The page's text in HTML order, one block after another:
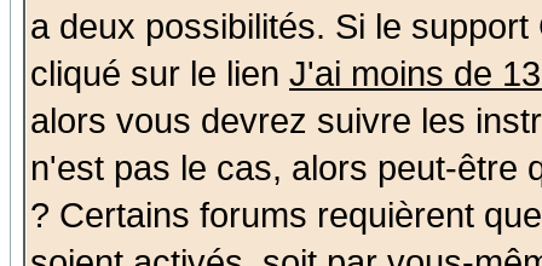
a deux possibilités. Si le
cliqué sur le lien J'ai moins de
alors vous devrez suivre les
n'est pas le cas, alors peut-être
? Certains forums requièrent